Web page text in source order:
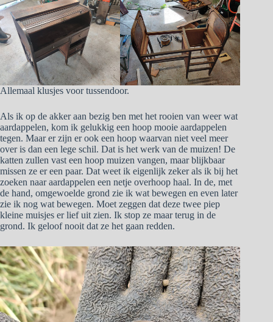
Allemaal klusjes voor tussendoor.
Als ik op de akker aan bezig ben met het rooien van weer wat
aardappelen, kom ik gelukkig een hoop mooie aardappelen
tegen. Maar er zijn er ook een hoop waarvan niet veel meer
over is dan een lege schil. Dat is het werk van de muizen! De
katten zullen vast een hoop muizen vangen, maar blijkbaar
missen ze er een paar. Dat weet ik eigenlijk zeker als ik bij het
zoeken naar aardappelen een netje overhoop haal. In de, met
de hand, omgewoelde grond zie ik wat bewegen en even later
zie ik nog wat bewegen. Moet zeggen dat deze twee piep
kleine muisjes er lief uit zien. Ik stop ze maar terug in de
grond. Ik geloof nooit dat ze het gaan redden.